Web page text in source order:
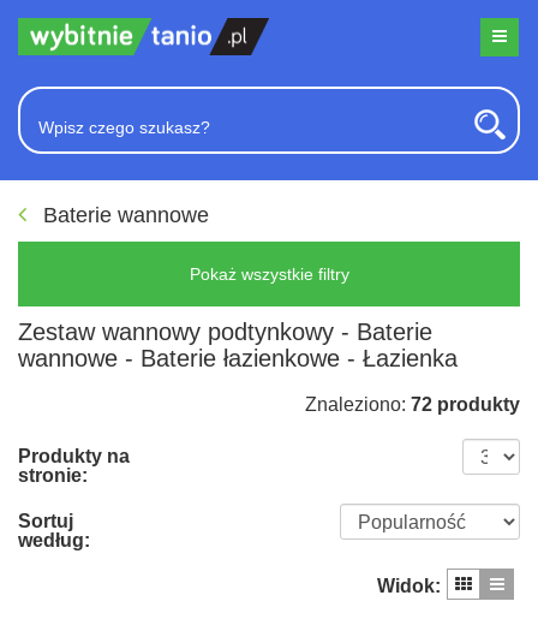
Baterie wannowe
Pokaż wszystkie filtry
Zestaw wannowy podtynkowy - Baterie
wannowe - Baterie łazienkowe - Łazienka
Znaleziono: 72 produkty
Produkty na
stronie:
Sortuj
według:
Widok: